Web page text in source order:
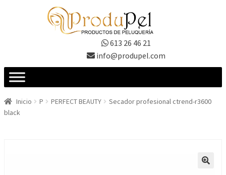
613 26 46 21
info@produpel.com
Inicio P PERFECT BEAUTY
Secador profesional ctrend-r3600
black